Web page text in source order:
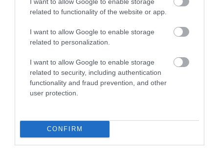
related to functionality of the website or app.
I want to allow Google to enable storage
related to personalization.
I want to allow Google to enable storage
related to security, including authentication
functionality and fraud prevention, and other
user protection.
CONFIRM
31.07.2026
Η ανατροπή στις προτιμήσεις των ξένων